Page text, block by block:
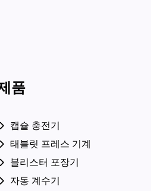
품
캡슐 충전기
태블릿 프레스 기계
블리스터 포장기
자동 계수기